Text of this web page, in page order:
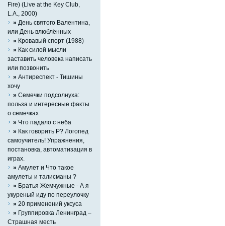
Fire) (Live at the Key Club,
L.A., 2000)
» День святого Валентина,
или День влюблённых
» Кровавый спорт (1988)
» Как силой мысли
заставить человека написать
или позвонить
» Антиреспект - Тишины
хочу
» Семечки подсолнуха:
польза и интересные факты
о семечках
» Что падало с неба
» Как говорить Р? Логопед
самоучитель! Упражнения,
постановка, автоматизация в
играх.
» Амулет и Что такое
амулеты и талисманы ?
» Братья Жемчужные - А я
укуреный иду по переулочку
» 20 применений уксуса
» Группировка Ленинград –
Страшная месть